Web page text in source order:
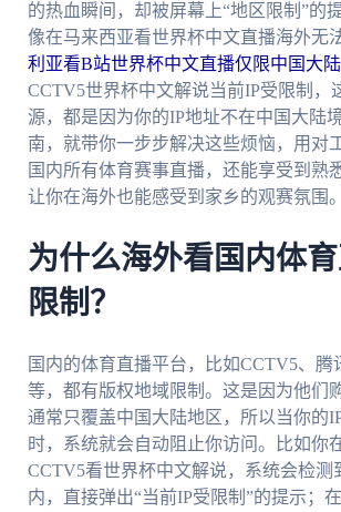
的热血瞬间，却被屏幕上“地区限制”的
像在马来西亚看世界杯中文直播海外无
利亚看B站世界杯中文直播仅限中国大陆
CCTV5世界杯中文解说当前IP受限制，
源，都是因为你的IP地址不在中国大陆
南，就带你一步步解决这些烦恼，用对
国内所有体育赛事直播，还能享受到熟
让你在海外也能感受到家乡的观赛氛围。
为什么海外看国内体
限制？
国内的体育直播平台，比如CCTV5、腾
等，都有版权地域限制。这是因为他们
通常只覆盖中国大陆地区，所以当你的
时，系统就会自动阻止你访问。比如你
CCTV5看世界杯中文解说，系统会检测
内，直接弹出“当前IP受限制”的提示；